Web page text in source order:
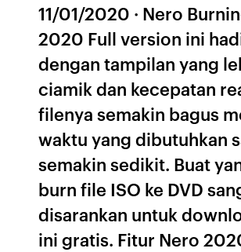
11/01/2020 · Nero
2020 Full version ini
dengan tampilan yang
ciamik dan kecepatan
filenya semakin bagus
waktu yang dibutuhkan
semakin sedikit. Buat
burn file ISO ke DVD
disarankan untuk
ini gratis. Fitur Nero